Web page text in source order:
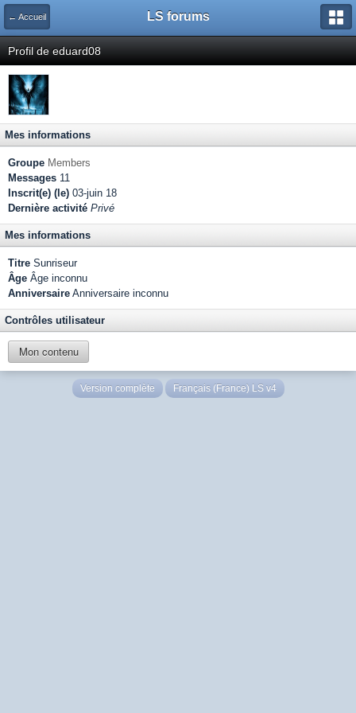
← Accueil LS forums
Profil de eduard08
Mes informations
Groupe Members
Messages 11
Inscrit(e) (le) 03-juin 18
Dernière activité Privé
Mes informations
Titre Sunriseur
Âge Âge inconnu
Anniversaire Anniversaire inconnu
Contrôles utilisateur
Mon contenu
Version complète Français (France) LS v4